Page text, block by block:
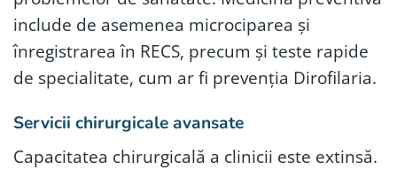
include de asemenea microciparea și
înregistrarea în RECS, precum și teste rapide
de specialitate, cum ar fi prevenția Dirofilaria.
Servicii chirurgicale avansate
Capacitatea chirurgicală a clinicii este extinsă.